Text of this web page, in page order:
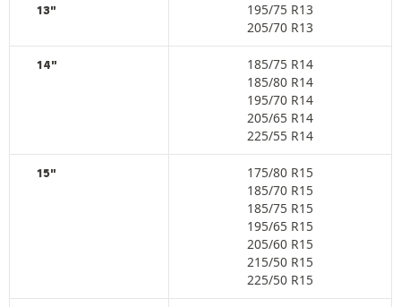
13"
195/75 R13
205/70 R13
14"
185/75 R14
185/80 R14
195/70 R14
205/65 R14
225/55 R14
15"
175/80 R15
185/70 R15
185/75 R15
195/65 R15
205/60 R15
215/50 R15
225/50 R15